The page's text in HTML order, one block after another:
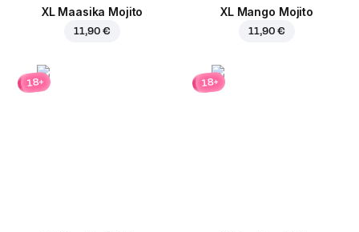
XL Maasika Mojito
11,90 €
XL Mango Mojito
11,90 €
18+ 18+